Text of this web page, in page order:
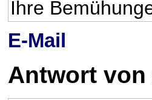
Ihre
E-Mail
Antwort